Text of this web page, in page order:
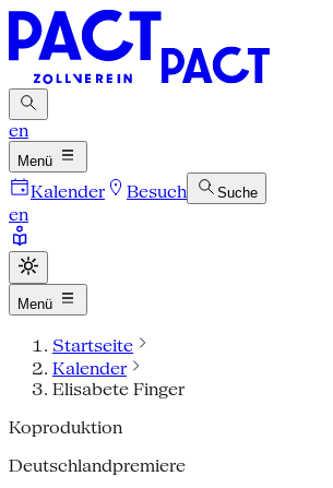
en
Menü
Kalender Besuch Suche
en
Menü
Startseite
Kalender
Elisabete Finger
Koproduktion
Deutschlandpremiere